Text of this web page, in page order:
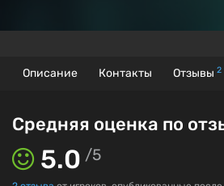
Описание Контакты Отзывы 2
Средняя оценка по
5.0 /5